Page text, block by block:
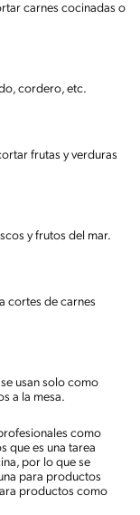
carnes cocinadas o
cordero, etc.
frutas y verduras
y frutos del mar.
cortes de carnes
usan solo como
a la mesa.
como
que es una tarea
por lo que se
para productos
productos como